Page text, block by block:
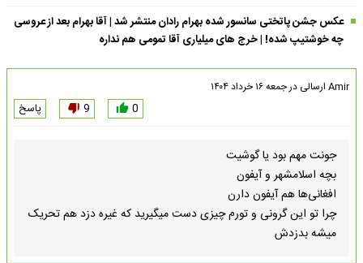
عکس جشن پاتختی سانسور شده بهرام رادان منتشر شد | آقا بهرام بعد از عروسی
چه خوشتیپ شده! | خرج های میلیاری آقا تمومی هم نداره
Amir ارسالی درجمعه ۱۶ خرداد ۱۴۰۴
0
9 پاسخ
جونت مهم بود یا گوشیت
بچه اسلامشهر و آیفون
افغانی‌ها هم آیفون دارن
چرا تو این گرونی و تورم چیزی دست میگیرید که غیره دزد هم تحریک
میشه بدزدش